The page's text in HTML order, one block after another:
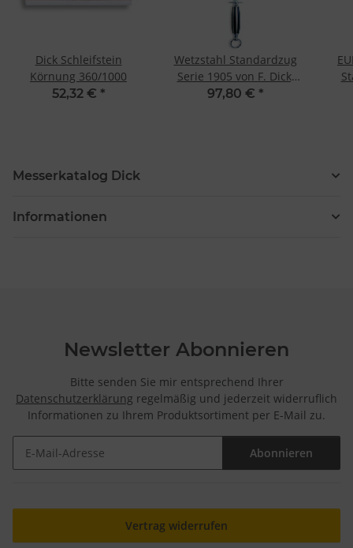
Dick Schleifstein
Körnung 360/1000
52,32 € *
Wetzstahl Standardzug
Serie 1905 von F. Dick,
25 cm, rund
97,80 € *
Messerkatalog Dick
Informationen
Newsletter Abonnieren
Bitte senden Sie mir entsprechend Ihrer
Datenschutzerklärung regelmäßig und jederzeit widerruflich
Informationen zu Ihrem Produktsortiment per E-Mail zu.
Abonnieren
Vertrag widerrufen